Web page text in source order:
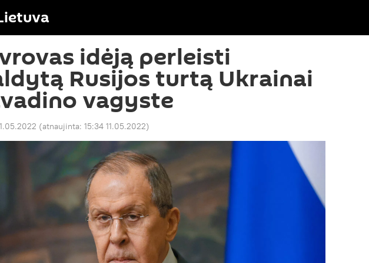
idėją perleisti
Rusijos turtą Ukrainai
vagyste
(atnaujinta: 15:34 11.05.2022)